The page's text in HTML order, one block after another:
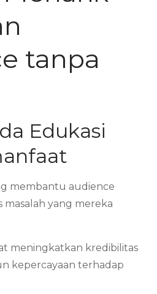
tanpa
Edukasi
membantu audience
masalah yang mereka
meningkatkan kredibilitas
kepercayaan terhadap